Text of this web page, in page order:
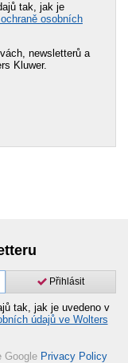
tak, jak je
osobních
newsletterů a
Kluwer.
Přihlásit
tak, jak je uvedeno v
údajů ve Wolters
Google Privacy Policy